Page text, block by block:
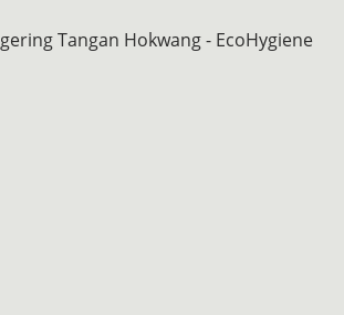
Tangan Hokwang - EcoHygiene